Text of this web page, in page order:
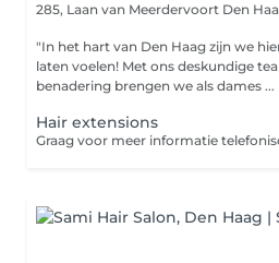
285, Laan van Meerdervoort Den
"In het hart van Den Haag zijn we
laten voelen! Met ons deskundige
benadering brengen we als dames ...
Hair extensions